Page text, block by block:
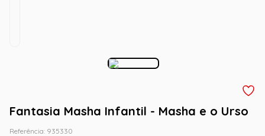
Fantasia Masha Infantil - Masha e o Urso
Referência: 935330